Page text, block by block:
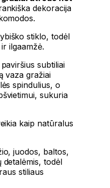
dekoracija
stiklo, todėl
ilgaamžė.
subtiliai
vaza gražiai
spindulius, o
sukuria
kaip natūralus
juodos, baltos,
detalėmis, todėl
stiliaus